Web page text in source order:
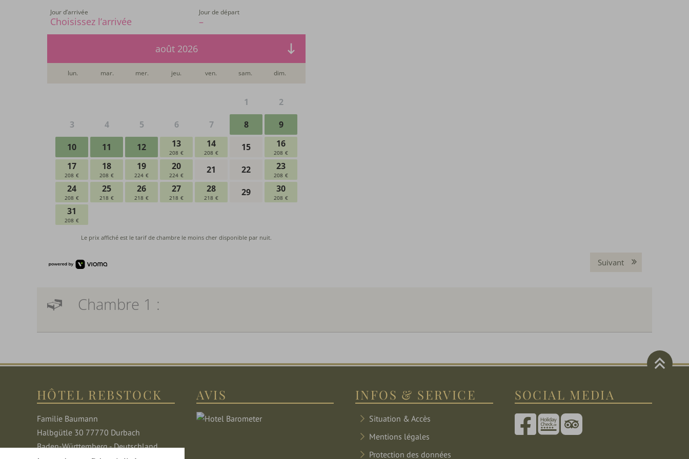
Suivant
Chambre 1 :
HÔTEL REBSTOCK
Familie Baumann
Halbgütle 30 77770 Durbach
Baden-Württemberg - Deutschland
AVIS INFOS & SERVICE
Situation & Accès
Mentions légales
Protection des données
SOCIAL MEDIA